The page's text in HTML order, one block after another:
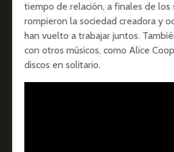
tiempo de relación, a finales de
rompieron la sociedad creadora y
han vuelto a trabajar juntos.
con otros músicos, como Alice
discos en solitario.